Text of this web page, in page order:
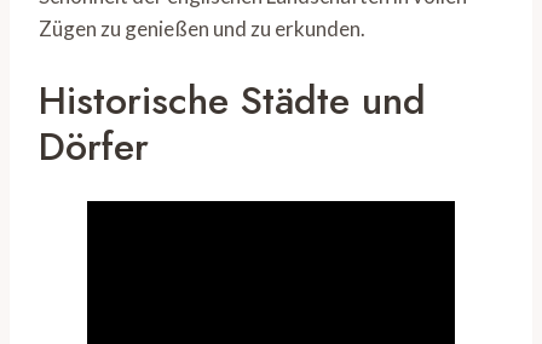
Zügen zu genießen und zu erkunden.
Historische Städte und
Dörfer